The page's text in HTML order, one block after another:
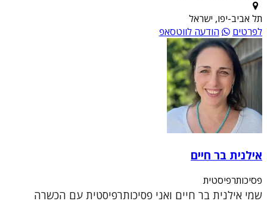
תל אביב-יפו, ישראל
לפרטים
הודעה לווטסאפ
אילנית בר חיים
פסיכותרפיסטית
שמי אילנית בר חיים ואני פסיכותרפיסטית עם הכשרה